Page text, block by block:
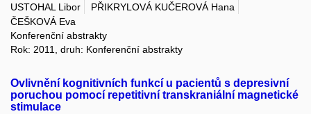
USTOHAL Libor
PŘIKRYLOVÁ KUČEROVÁ Hana
ČEŠKOVÁ Eva
Konferenční abstrakty
Rok: 2011, druh: Konferenční abstrakty
Ovlivnění kognitivních funkcí u pacientů s depresivní
poruchou pomocí repetitivní transkraniální magnetické
stimulace